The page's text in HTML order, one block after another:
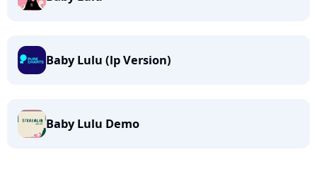
Baby Lulu (lp Version)
Baby Lulu Demo